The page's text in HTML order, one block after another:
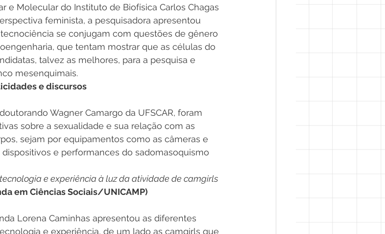
e Molecular do Instituto de Biofísica Carlos Chagas
feminista, a pesquisadora apresentou
se conjugam com questões de gênero
que tentam mostrar que as células do
talvez as melhores, para a pesquisa e
mesenquimais.
e discursos
Wagner Camargo da UFSCAR, foram
sobre a sexualidade e sua relação com as
sejam por equipamentos como as câmeras e
dispositivos e performances do sadomasoquismo
e experiência à luz da atividade de camgirls
em Ciências Sociais/UNICAMP)
Lorena Caminhas apresentou as diferentes
e experiência, de um lado as camgirls que